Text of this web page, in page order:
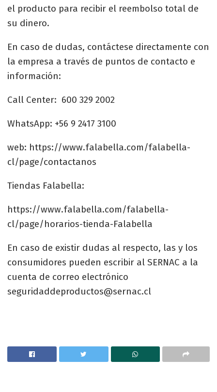
el producto para recibir el reembolso total de
su dinero.
En caso de dudas, contáctese directamente con
la empresa a través de puntos de contacto e
información:
Call Center: 600 329 2002
WhatsApp: +56 9 2417 3100
web: https://www.falabella.com/falabella-
cl/page/contactanos
Tiendas Falabella:
https://www.falabella.com/falabella-
cl/page/horarios-tienda-Falabella
En caso de existir dudas al respecto, las y los
consumidores pueden escribir al SERNAC a la
cuenta de correo electrónico
seguridaddeproductos@sernac.cl